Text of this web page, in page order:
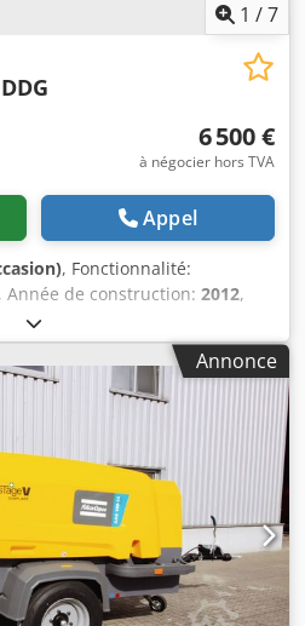
1 /7
6 500 €
à négocier hors TVA
Appel
, Fonctionnalité:
, Année de construction: 2012,
1 680 h
2012, 1680 heures de service,
courant de secours 12,5 Kva,
2 x 400 Volt, n° de série
Dh Tls Anvsa
Annonce